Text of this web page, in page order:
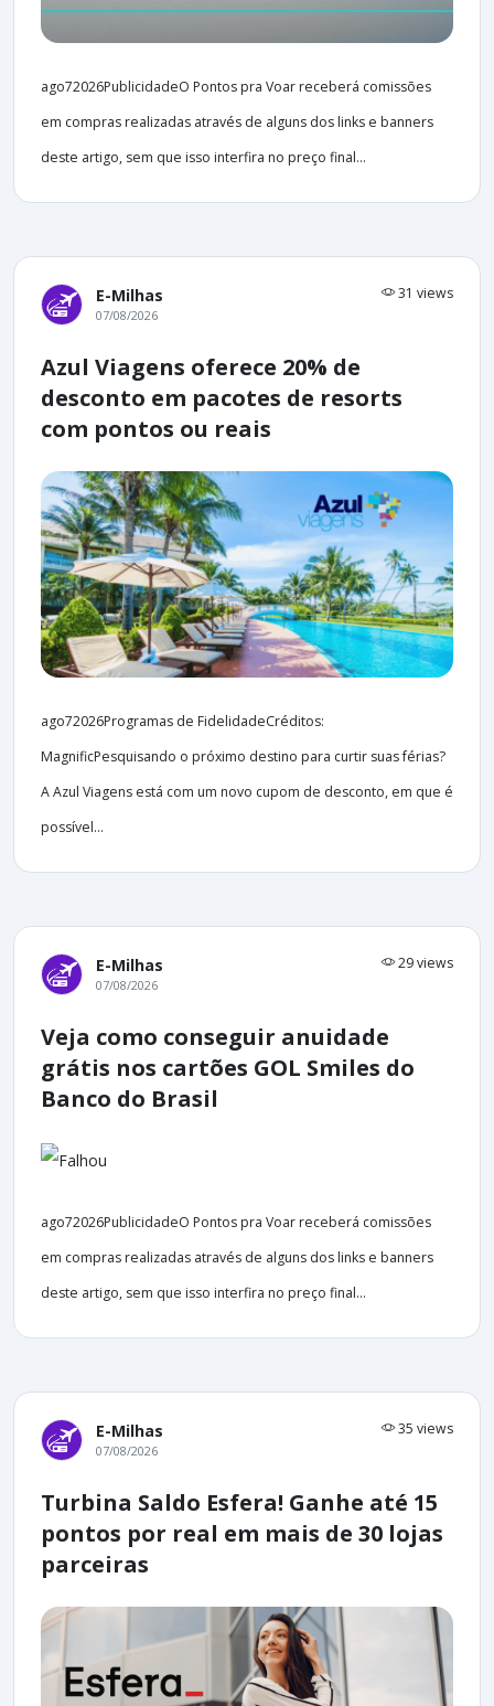
ago72026PublicidadeO Pontos pra Voar receberá comissões
em compras realizadas através de alguns dos links e banners
deste artigo, sem que isso interfira no preço final...
E-Milhas 31 views
07/08/2026
Azul Viagens oferece 20% de
desconto em pacotes de resorts
com pontos ou reais
ago72026Programas de FidelidadeCréditos:
MagnificPesquisando o próximo destino para curtir suas férias?
A Azul Viagens está com um novo cupom de desconto, em que é
possível...
E-Milhas 29 views
07/08/2026
Veja como conseguir anuidade
grátis nos cartões GOL Smiles do
Banco do Brasil
ago72026PublicidadeO Pontos pra Voar receberá comissões
em compras realizadas através de alguns dos links e banners
deste artigo, sem que isso interfira no preço final...
E-Milhas 35 views
07/08/2026
Turbina Saldo Esfera! Ganhe até 15
pontos por real em mais de 30 lojas
parceiras